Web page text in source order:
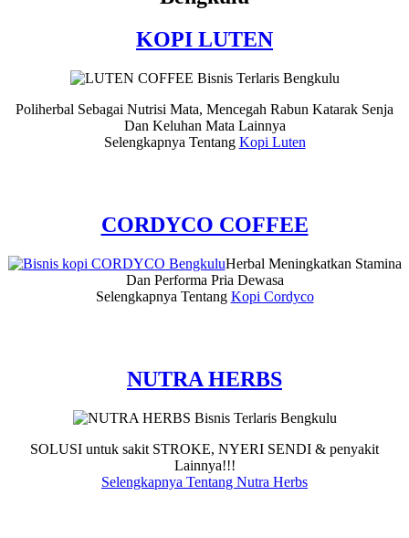
KOPI LUTEN
Poliherbal Sebagai Nutrisi Mata, Mencegah Rabun Katarak Senja
Dan Keluhan Mata Lainnya
Selengkapnya Tentang Kopi Luten
CORDYCO COFFEE
Herbal Meningkatkan Stamina
Dan Performa Pria Dewasa
Selengkapnya Tentang Kopi Cordyco
NUTRA HERBS
SOLUSI untuk sakit STROKE, NYERI SENDI & penyakit
Lainnya!!!
Selengkapnya Tentang Nutra Herbs